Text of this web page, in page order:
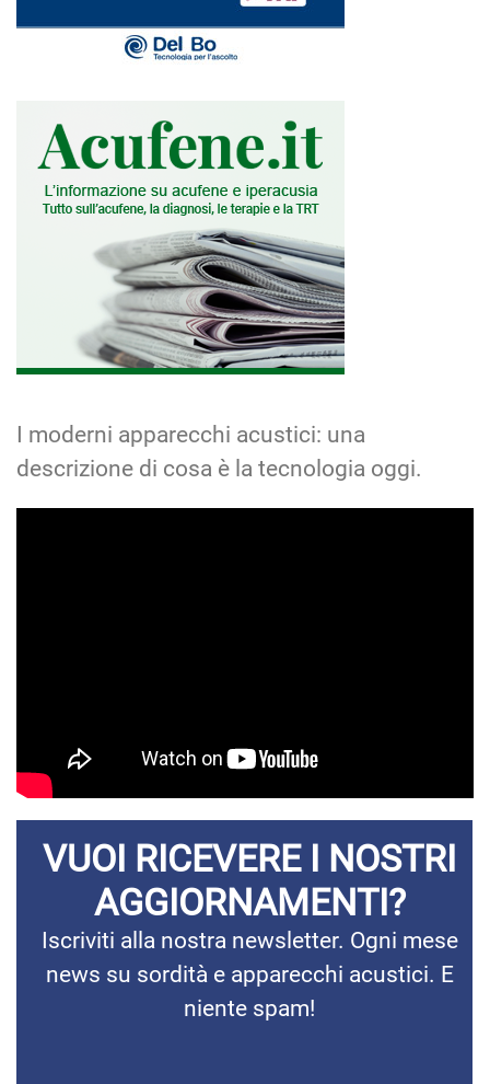
I moderni apparecchi acustici: una
descrizione di cosa è la tecnologia oggi.
VUOI RICEVERE I NOSTRI
AGGIORNAMENTI?
Iscriviti alla nostra newsletter. Ogni mese
news su sordità e apparecchi acustici. E
niente spam!